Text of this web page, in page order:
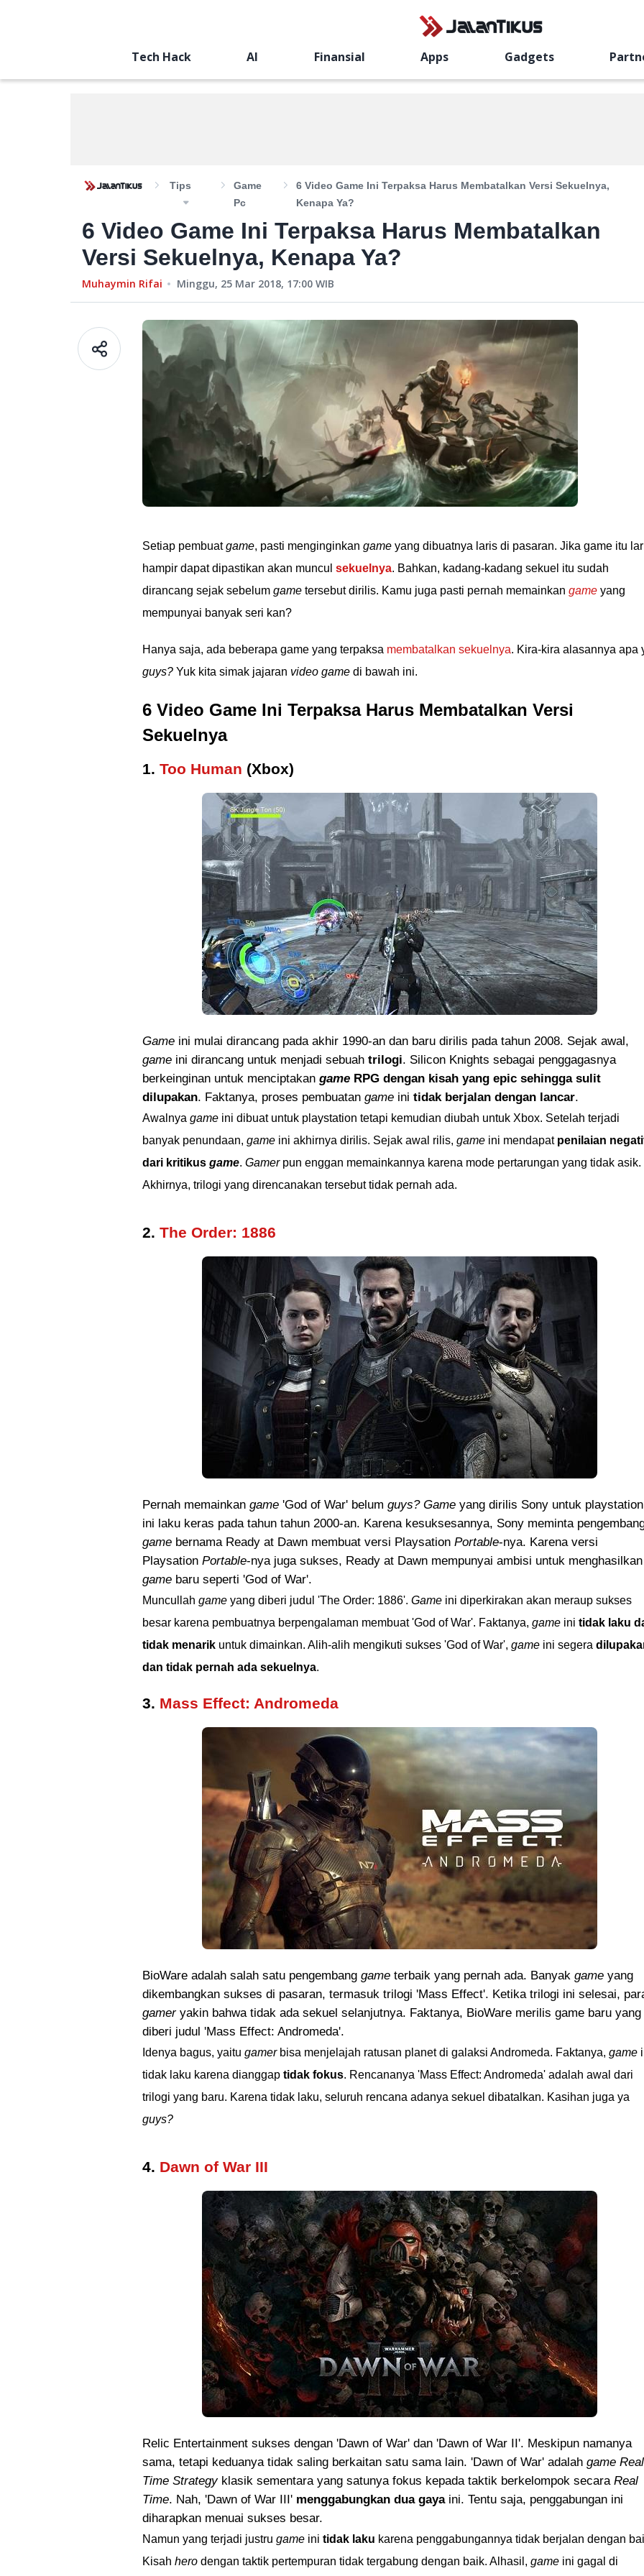
Tech Hack AI Finansial Apps Gadgets
Tips
Game
Pc
6 Video Game Ini Terpaksa Harus Membatalkan Versi Sekuelnya,
Kenapa Ya?
6 Video Game Ini Terpaksa Harus Membatalkan
Versi Sekuelnya, Kenapa Ya?
Muhaymin Rifai Minggu, 25 Mar 2018, 17:00 WIB
Setiap pembuatgame, pasti menginginkan game yang dibuatnya laris di pasaran. Jika game itu
hampir dapat dipastikan akan muncul sekuelnya. Bahkan, kadang-kadang sekuel itu sudah
dirancang sejak sebelum game tersebut dirilis. Kamu juga pasti pernah memainkan game yang
mempunyai banyak seri kan?
Hanya saja, ada beberapa game yang terpaksa membatalkan sekuelnya. Kira-kira alasannya apa
guys? Yuk kita simak jajaran video game di bawah ini.
6 Video Game Ini Terpaksa Harus Membatalkan Versi
Sekuelnya
1. Too Human (Xbox)
Game ini mulai dirancang pada akhir 1990-an dan baru dirilis pada tahun 2008. Sejak awal,
game ini dirancang untuk menjadi sebuah trilogi. Silicon Knights sebagai penggagasnya
berkeinginan untuk menciptakan game RPG dengan kisah yang epic sehingga sulit
dilupakan. Faktanya, proses pembuatan game ini tidak berjalan dengan lancar.
Awalnya game ini dibuat untuk playstation tetapi kemudian diubah untuk Xbox. Setelah terjadi
banyak penundaan, game ini akhirnya dirilis. Sejak awal rilis, game ini mendapat penilaian
dari kritikus game. Gamerpun enggan memainkannya karena mode pertarungan yang tidak asik.
Akhirnya, trilogi yang direncanakan tersebut tidak pernah ada.
2. The Order: 1886
Pernah memainkan game 'God of War' belum guys? Game yang dirilis Sony untuk playstation
ini laku keras pada tahun tahun 2000-an. Karena kesuksesannya, Sony meminta
game bernama Ready at Dawn membuat versi Playsation Portable-nya. Karena versi
Playsation Portable-nya juga sukses, Ready at Dawn mempunyai ambisi untuk menghasilkan
game baru seperti 'God of War'.
Muncullah game yang diberi judul 'The Order: 1886'. Game ini diperkirakan akan meraup sukses
besar karena pembuatnya berpengalaman membuat 'God of War'. Faktanya, game ini tidak laku
tidak menarik untuk dimainkan. Alih-alih mengikuti sukses 'God of War', game ini segera
dan tidak pernah ada sekuelnya.
3. Mass Effect: Andromeda
BioWare adalah salah satu pengembang game terbaik yang pernah ada. Banyak game yang
dikembangkan sukses di pasaran, termasuk trilogi 'Mass Effect'. Ketika trilogi ini selesai,
gameryakin bahwa tidak ada sekuel selanjutnya. Faktanya, BioWare merilis game baru yang
diberi judul 'Mass Effect: Andromeda'.
Idenya bagus, yaitu gamerbisa menjelajah ratusan planet di galaksi Andromeda. Faktanya, game
tidak laku karena dianggap tidak fokus. Rencananya 'Mass Effect: Andromeda' adalah awal dari
trilogi yang baru. Karena tidak laku, seluruh rencana adanya sekuel dibatalkan. Kasihan juga ya
guys?
4. Dawn of War III
Relic Entertainment sukses dengan 'Dawn of War' dan 'Dawn of War II'. Meskipun namanya
sama, tetapi keduanya tidak saling berkaitan satu sama lain. 'Dawn of War' adalah game Real
Time Strategyklasik sementara yang satunya fokus kepada taktik berkelompok secara Real
Time. Nah, 'Dawn of War III' menggabungkan dua gayaini. Tentu saja, penggabungan ini
diharapkan menuai sukses besar.
Namun yang terjadi justru game ini tidak laku karena penggabungannya tidak berjalan dengan
Kisah hero dengan taktik pertempuran tidak tergabung dengan baik. Alhasil, game ini gagal di